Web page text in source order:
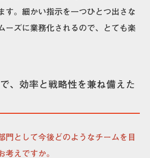
す。細かい指示を一つひとつ出さな
ーズに業務化されるので、とても楽
、効率と戦略性を兼ね備えた
として今後どのようなチームを目
考えですか。